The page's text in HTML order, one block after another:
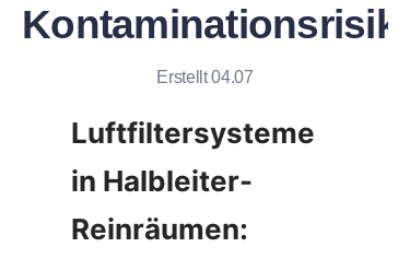
Erstellt 04.07
Luftfiltersysteme
in Halbleiter-
Reinräumen: